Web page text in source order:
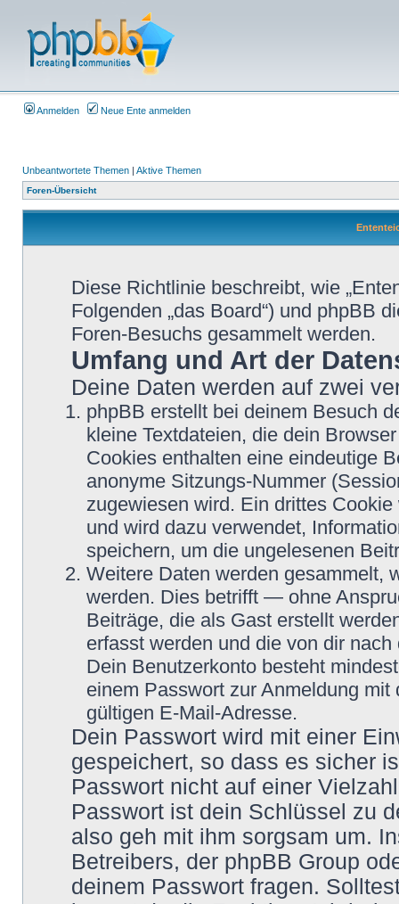
Anmelden Neue Ente anmelden
Unbeantwortete Themen | Aktive Themen
Foren-Übersicht
Diese Richtlinie beschreibt, wie
Folgenden „das Board“) und phpBB
Foren-Besuchs gesammelt werden.
Umfang und Art der
Deine Daten werden auf zwei
phpBB erstellt bei deinem Besuch
kleine Textdateien, die dein
Cookies enthalten eine eindeutige
anonyme Sitzungs-Nummer
zugewiesen wird. Ein drittes
und wird dazu verwendet,
speichern, um die ungelesenen
Weitere Daten werden gesammelt,
werden. Dies betrifft — ohne
Beiträge, die als Gast erstellt
erfasst werden und die von dir
Dein Benutzerkonto besteht
einem Passwort zur Anmeldung
gültigen E-Mail-Adresse.
Dein Passwort wird mit einer
gespeichert, so dass es sicher
Passwort nicht auf einer
Passwort ist dein Schlüssel zu
also geh mit ihm sorgsam um.
Betreibers, der phpBB Group
deinem Passwort fragen.